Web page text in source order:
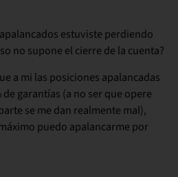
estuviste perdiendo
no supone el cierre de la cuenta?
a mi las posiciones apalancadas
garantías (a no ser que opere
se me dan realmente mal),
puedo apalancarme por